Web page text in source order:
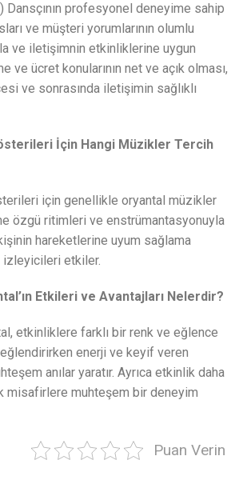
profesyonel deneyime sahip
ve müşteri yorumlarının olumlu
ve iletişimnin etkinliklerine uygun
ve ücret konularının net ve açık olması,
ve sonrasında iletişimin sağlıklı
İçin Hangi Müzikler Tercih
için genellikle oryantal müzikler
özgü ritimleri ve enstrümantasyonuyla
hareketlerine uyum sağlama
izleyicileri etkiler.
Etkileri ve Avantajları Nelerdir?
etkinliklere farklı bir renk ve eğlence
enerji ve keyif veren
anılar yaratır. Ayrıca etkinlik daha
misafirlere muhteşem bir deneyim
Puan Verin